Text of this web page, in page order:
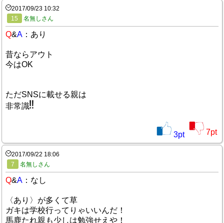
2017/09/23 10:32
15
名無しさん
Q&A ：あり
昔ならアウト
今はOK
ただSNSに載せる親は
非常識
3pt 7pt
2017/09/22 18:06
7
名無しさん
Q&A ：なし
〈あり〉が多くて草
ガキは学校行ってりゃいいんだ！
馬鹿たれ親も少しは勉強せえや！